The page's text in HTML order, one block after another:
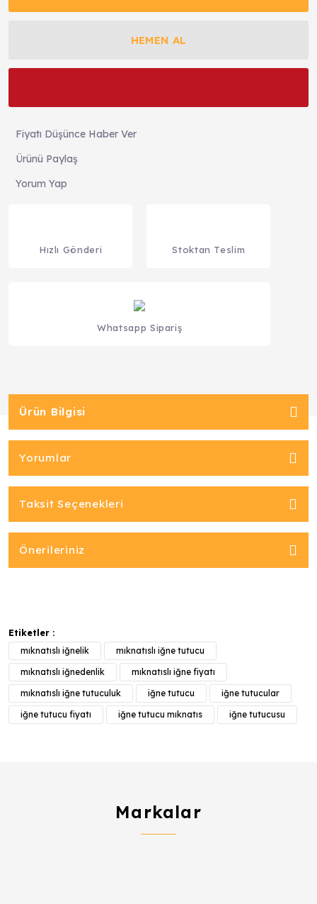
HEMEN AL
Fiyatı Düşünce Haber Ver
Ürünü Paylaş
Yorum Yap
Hızlı Gönderi Stoktan Teslim
Whatsapp Sipariş
Ürün Bilgisi
Yorumlar
Taksit Seçenekleri
Önerileriniz
Etiketler :
mıknatıslı iğnelik
mıknatıslı iğne tutucu
mıknatıslı iğnedenlik
mıknatıslı iğne fiyatı
mıknatıslı iğne tutuculuk
iğne tutucu
iğne tutucular
iğne tutucu fiyatı
iğne tutucu mıknatıs iğne tutucusu
Markalar